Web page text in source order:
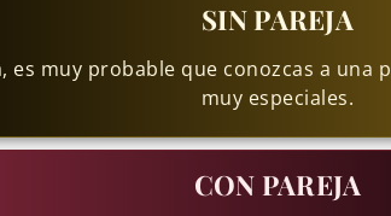
SIN PAREJA
es muy probable que conozcas a una
muy especiales.
CON PAREJA